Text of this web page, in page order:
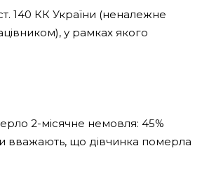
140 КК України (неналежне
у рамках якого
2-місячне немовля: 45%
вважають, що дівчинка померла